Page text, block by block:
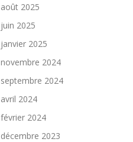
août 2025
juin 2025
janvier 2025
novembre 2024
septembre 2024
avril 2024
février 2024
décembre 2023